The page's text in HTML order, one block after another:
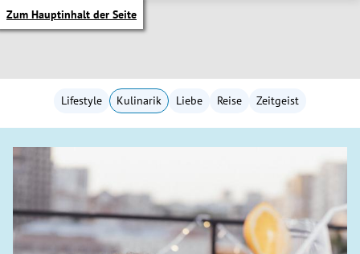
Zum Hauptinhalt der Seite
Lifestyle Kulinarik Liebe Reise Zeitgeist